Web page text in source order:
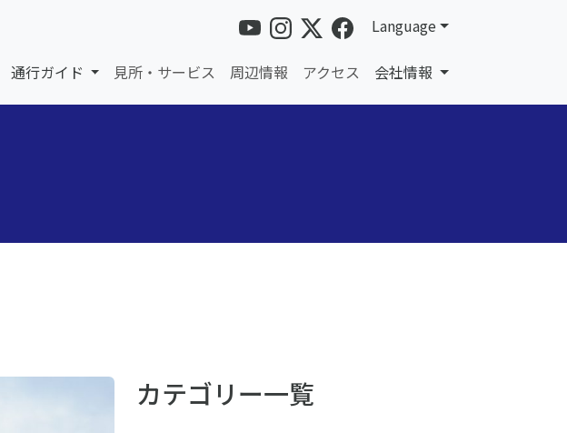
Language
通行ガイド 見所・サービス 周辺情報 アクセス 会社情報
カテゴリー一覧